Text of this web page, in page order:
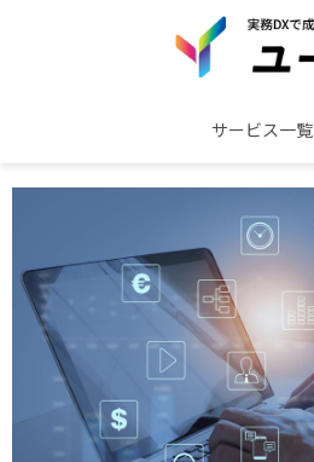
サービス一覧